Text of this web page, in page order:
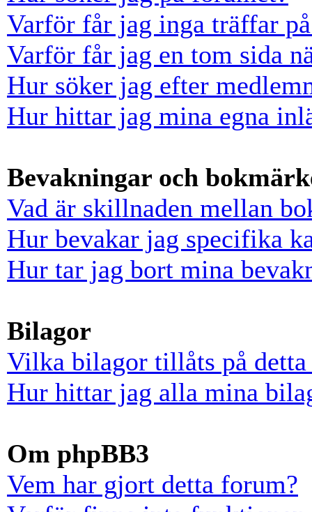
Varför får jag inga träffar
Varför får jag en tom sida
Hur söker jag efter
Hur hittar jag mina egna
Bevakningar och
Vad är skillnaden mellan
Hur bevakar jag specifika
Hur tar jag bort mina
Bilagor
Vilka bilagor tillåts på
Hur hittar jag alla mina
Om phpBB3
Vem har gjort detta forum?